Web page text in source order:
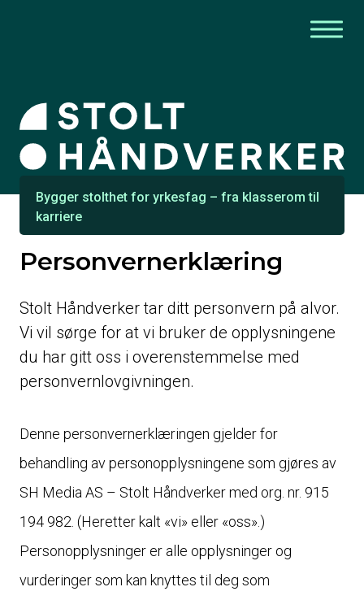
Bygger stolthet for yrkesfag – fra klasserom til
karriere
Personvernerklæring
Stolt Håndverker tar ditt personvern på alvor.
Vi vil sørge for at vi bruker de opplysningene
du har gitt oss i overenstemmelse med
personvernlovgivningen.
Denne personvernerklæringen gjelder for
behandling av personopplysningene som gjøres av
SH Media AS – Stolt Håndverker med org. nr. 915
194 982. (Heretter kalt «vi» eller «oss».)
Personopplysninger er alle opplysninger og
vurderinger som kan knyttes til deg som